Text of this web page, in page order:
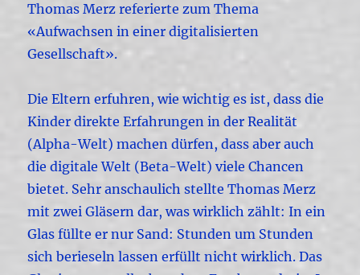
Thomas Merz referierte zum Thema
«Aufwachsen in einer digitalisierten
Gesellschaft».
Die Eltern erfuhren, wie wichtig es ist, dass die
Kinder direkte Erfahrungen in der Realität
(Alpha-Welt) machen dürfen, dass aber auch
die digitale Welt (Beta-Welt) viele Chancen
bietet. Sehr anschaulich stellte Thomas Merz
mit zwei Gläsern dar, was wirklich zählt: In ein
Glas füllte er nur Sand: Stunden um Stunden
sich berieseln lassen erfüllt nicht wirklich. Das